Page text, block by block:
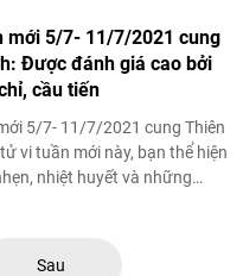
mới 5/7- 11/7/2021 cung
Được đánh giá cao bởi
cầu tiến
5/7- 11/7/2021 cung Thiên
vi tuần mới này, bạn thể hiện
nhiệt huyết và những
Sau